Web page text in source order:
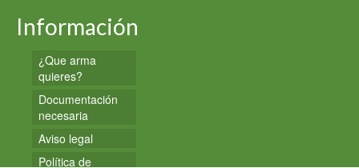
Información
¿Que arma
quieres?
Documentación
necesaria
Aviso legal
Política de